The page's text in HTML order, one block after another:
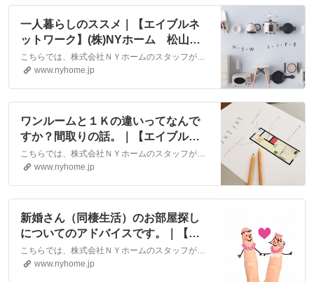
一人暮らしのススメ｜【エイブルネ
ットワーク】(株)NYホーム 松山
市・大洲市の賃貸・不動産
こちらでは、株式会社ＮＹホームのスタッフが執筆したスタッフブログ記事、「一人暮らしのススメ」をご紹介しております。他にも様々なテーマの記事がありますので、お住まい探しの合間にぜひご一読ください！
www.nyhome.jp
ワンルームと１Ｋの違いってなんで
すか？間取りの話。｜【エイブルネ
ットワーク】(株)NYホーム 松山
市・大洲市の賃貸・不動産
こちらでは、株式会社ＮＹホームのスタッフが執筆したスタッフブログ記事、「ワンルームと１Ｋの違いってなんですか？間取りの話。」をご紹介しております。他にも様々なテーマの記事がありますので、お住まい探しの合間にぜひご一読ください！
www.nyhome.jp
新婚さん（同棲生活）のお部屋探し
についてのアドバイスです。｜【エ
イブルネットワーク】(株)NYホー
ム 松山市・大洲市の賃貸・不動産
こちらでは、株式会社ＮＹホームのスタッフが執筆したスタッフブログ記事、「新婚さん（同棲生活）のお部屋探しについてのアドバイスです。」をご紹介しております。他にも様々なテーマの記事がありますので、お住まい探しの合間にぜひご一読ください！
www.nyhome.jp